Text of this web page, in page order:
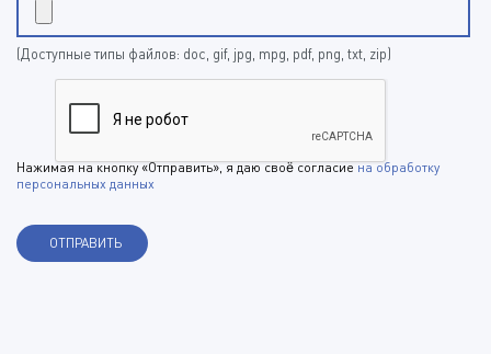
(Доступные типы файлов: doc, gif, jpg, mpg, pdf, png, txt, zip)
Нажимая на кнопку «Отправить», я даю своё согласиена обработку
персональных данных